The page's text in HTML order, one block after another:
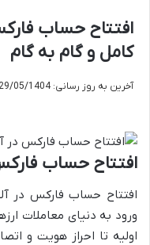
افتتاح حساب
کامل و گام به گام
آخرین به روز رسانی: 29/05/1404
افتتاح حساب
افتتاح حساب فارکس در
ورود به دنیای معاملات
اولیه تا احراز هویت و